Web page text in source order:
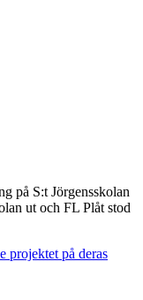
på S:t Jörgensskolan
ut och FL Plåt stod
projektet på deras